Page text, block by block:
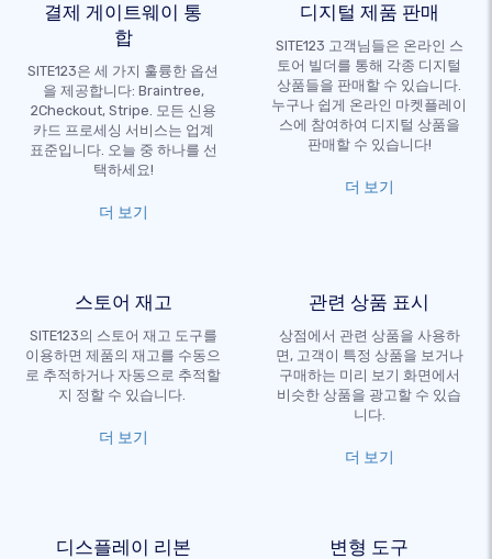
결제 게이트웨이 통
합
SITE123은 세 가지 훌륭한 옵션
을 제공합니다: Braintree,
2Checkout, Stripe. 모든 신용
카드 프로세싱 서비스는 업계
표준입니다. 오늘 중 하나를 선
택하세요!
더 보기
디지털 제품 판매
SITE123 고객님들은 온라인 스
토어 빌더를 통해 각종 디지털
상품들을 판매할 수 있습니다.
누구나 쉽게 온라인 마켓플레이
스에 참여하여 디지털 상품을
판매할 수 있습니다!
더 보기
스토어 재고
SITE123의 스토어 재고 도구를
이용하면 제품의 재고를 수동으
로 추적하거나 자동으로 추적할
지 정할 수 있습니다.
더 보기
관련 상품 표시
상점에서 관련 상품을 사용하
면, 고객이 특정 상품을 보거나
구매하는 미리 보기 화면에서
비슷한 상품을 광고할 수 있습
니다.
더 보기
디스플레이 리본 변형 도구